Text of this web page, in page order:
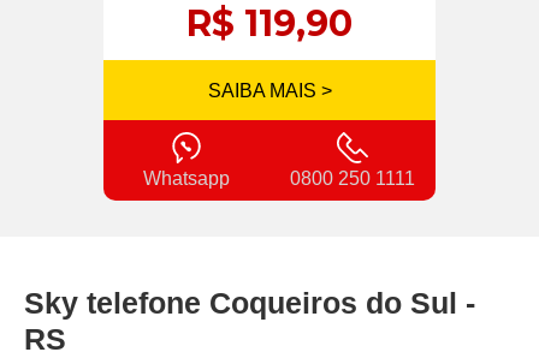
R$ 119,90
SAIBA MAIS >
Whatsapp 0800 250 1111
Sky telefone Coqueiros do Sul -
RS